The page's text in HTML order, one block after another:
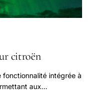
citroën
intégrée à
aux